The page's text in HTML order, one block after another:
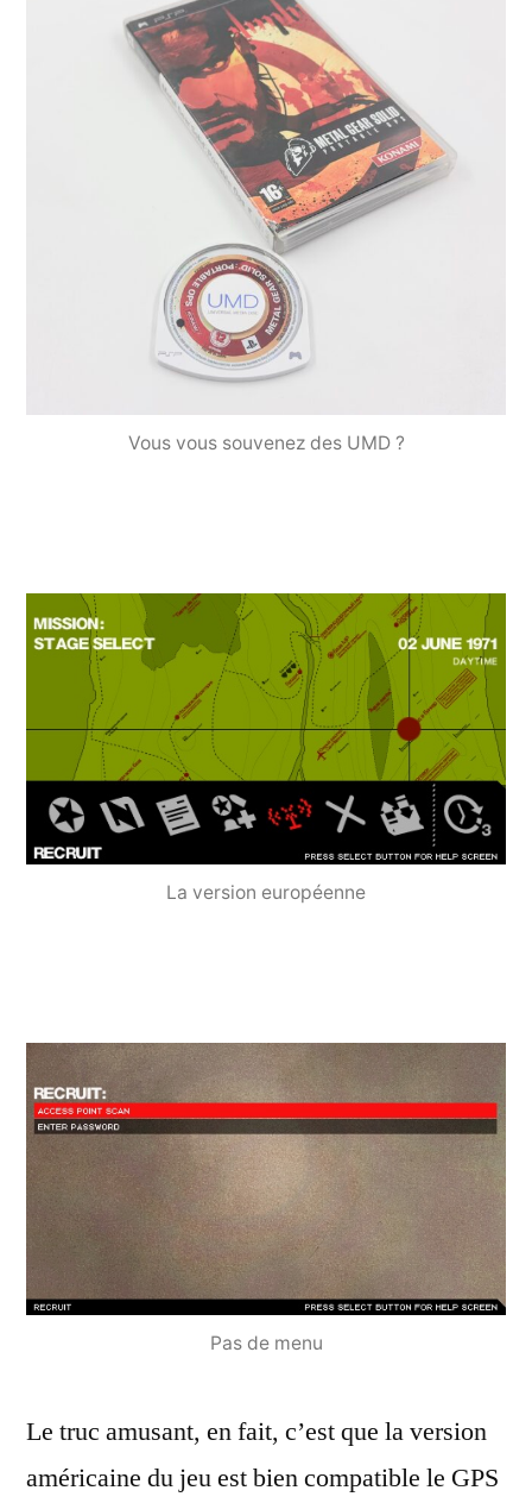
Vous vous souvenez des UMD ?
La version européenne
Pas de menu
Le truc amusant, en fait, c’est que la version
américaine du jeu est bien compatible le GPS